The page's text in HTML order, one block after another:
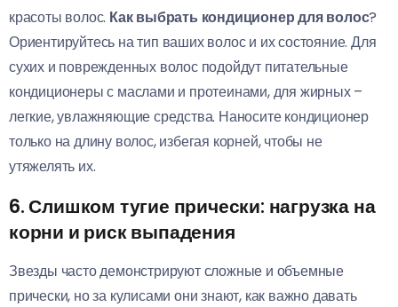
красоты волос. Как выбрать кондиционер для волос?
Ориентируйтесь на тип ваших волос и их состояние. Для
сухих и поврежденных волос подойдут питательные
кондиционеры с маслами и протеинами, для жирных –
легкие, увлажняющие средства. Наносите кондиционер
только на длину волос, избегая корней, чтобы не
утяжелять их.
6. Слишком тугие прически: нагрузка на
корни и риск выпадения
Звезды часто демонстрируют сложные и объемные
прически, но за кулисами они знают, как важно давать